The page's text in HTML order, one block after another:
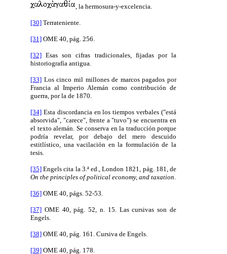
, la hermosura-y-excelencia.
[30] Terrateniente.
[31] OME 40, pág. 256.
[32] Esas son cifras tradicionales, fijadas por la
historiografía antigua.
[33] Los cinco mil millones de marcos pagados por
Francia al Imperio Alemán como contribución de
guerra, por la de 1870.
[34] Esta discordancia en los tiempos verbales ("está
absorvida", "carece", frente a "tuvo") se encuentra en
el texto alemán. Se conserva en la traducción porque
podría revelar, por debajo del mero descuido
estitlístico, una vacilación en la formulación de la
tesis.
[35] Engels cita la 3.ª ed., London 1821, pág. 181, de
On the principles of political economy, and taxation
[36] OME 40, págs. 52-53.
[37] OME 40, pág. 52, n. 15. Las cursivas son de
Engels.
[38] OME 40, pág. 161. Cursiva de Engels.
[39] OME 40, pág. 178.